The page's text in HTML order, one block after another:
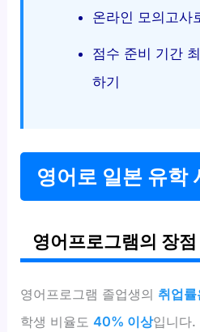
온라인 모의고사
점수 준비 기간
하기
영어로 일본 유학
영어프로그램의 장점
영어프로그램 졸업생의 취업
학생 비율도40% 이상입니다.